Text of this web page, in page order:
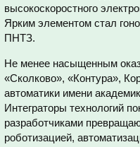
высокоскоростного
Ярким элементом стал
ПНТЗ.
Не менее насыщенным
«Сколково», «Контура»,
автоматики имени
Интеграторы технологий
разработчиками
роботизацией,